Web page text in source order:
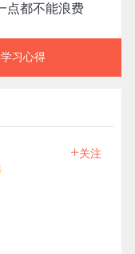
点都不能浪费
习心得
+关注